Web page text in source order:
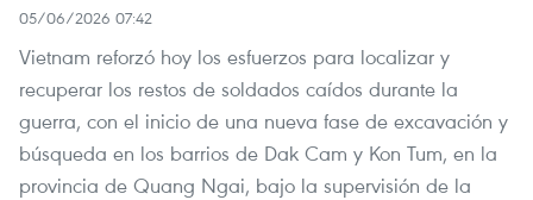
05/06/2026 07:42
Vietnam reforzó hoy los esfuerzos para localizar y
recuperar los restos de soldados caídos durante la
guerra, con el inicio de una nueva fase de excavación y
búsqueda en los barrios de Dak Cam y Kon Tum, en la
provincia de Quang Ngai, bajo la supervisión de la